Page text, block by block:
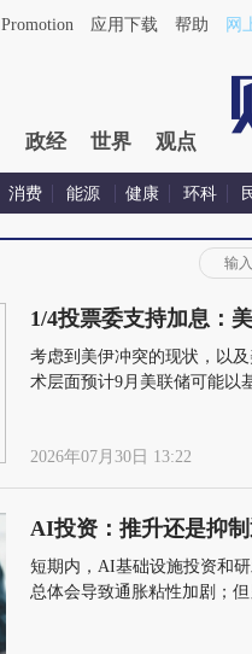
Promotion 应用下载 帮助 网
政经 世界 观点
消费 能源 健康 环科
1/4投票委支持加息：
考虑到美伊冲突的现状，以
术层面预计9月美联储可能以
2026年07月30日 13:22
AI投资：推升还是抑
短期内，AI基础设施投资和
总体会导致通胀粘性加剧；